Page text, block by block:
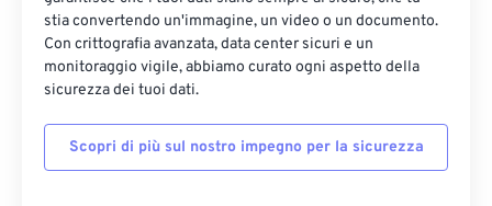
stia convertendo un'immagine, un video o un documento.
Con crittografia avanzata, data center sicuri e un
monitoraggio vigile, abbiamo curato ogni aspetto della
sicurezza dei tuoi dati.
Scopri di più sul nostro impegno per la sicurezza